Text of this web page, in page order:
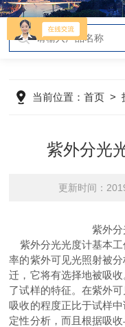
当前位置：首页 >
紫外分光
更新时间：
紫外
紫外分光光度计基本工
率的紫外可见光照射被
迁，它将有选择地被吸
了试样的特征。在紫外
吸收的程度正比于试样
定性分析，而且根据吸